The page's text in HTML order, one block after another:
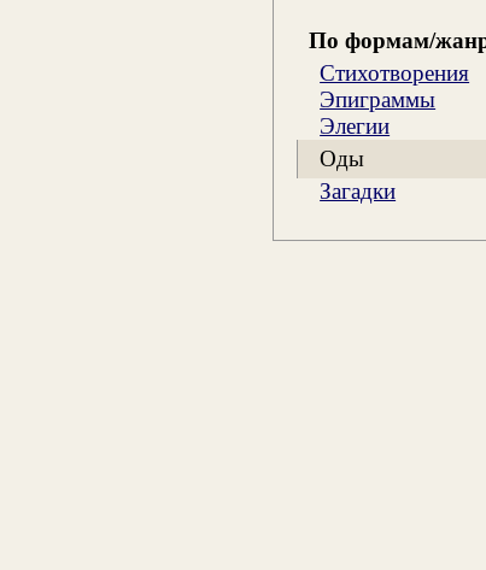
По формам/
Стихотворения
Эпиграммы
Элегии
Оды
Загадки